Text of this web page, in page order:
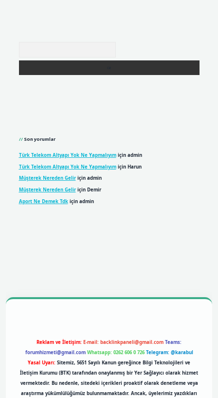
Son yorumlar
Türk Telekom Altyapı Yok Ne Yapmalıyımiçin admin
Türk Telekom Altyapı Yok Ne Yapmalıyımiçin Harun
Müşterek Nereden Geliriçin admin
Müşterek Nereden Geliriçin Demir
Aport Ne Demek Tdkiçin admin
Reklam ve İletişim: E-mail: backlinkpaneli@gmail.com Teams:
forumhizmeti@gmail.com Whatsapp: 0262 606 0 726 Telegram: @karabul
Yasal Uyarı: Sitemiz, 5651 Sayılı Kanun gereğince Bilgi Teknolojileri ve
İletişim Kurumu (BTK) tarafından onaylanmış bir Yer Sağlayıcı olarak hizmet
vermektedir. Bu nedenle, sitedeki içerikleri proaktif olarak denetleme veya
araştırma yükümlülüğümüz bulunmamaktadır. Ancak, üyelerimiz yazdıkları